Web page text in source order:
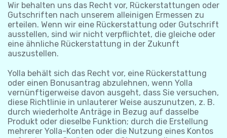
Wir behalten uns das Recht vor, Rückerstattungen oder
Gutschriften nach unserem alleinigen Ermessen zu
erteilen. Wenn wir eine Rückerstattung oder Gutschrift
ausstellen, sind wir nicht verpflichtet, die gleiche oder
eine ähnliche Rückerstattung in der Zukunft
auszustellen.
Yolla behält sich das Recht vor, eine Rückerstattung
oder einen Bonusantrag abzulehnen, wenn Yolla
vernünftigerweise davon ausgeht, dass Sie versuchen,
diese Richtlinie in unlauterer Weise auszunutzen, z. B.
durch wiederholte Anträge in Bezug auf dasselbe
Produkt oder dieselbe Funktion; durch die Erstellung
mehrerer Yolla-Konten oder die Nutzung eines Kontos